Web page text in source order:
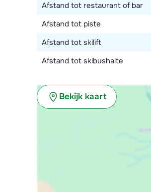
Afstand tot restaurant of bar
Afstand tot piste
Afstand tot skilift
Afstand tot skibushalte
Bekijk kaart